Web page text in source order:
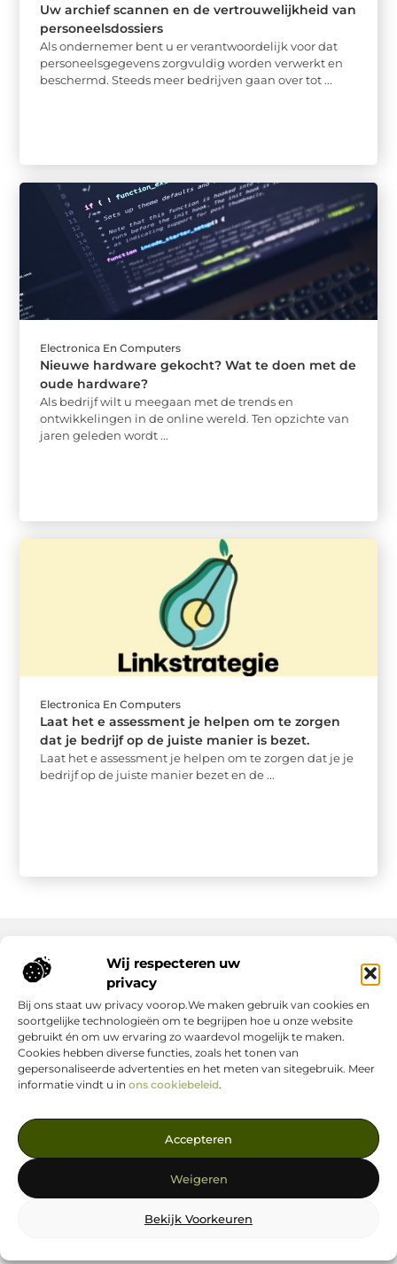
Wij respecteren uw
privacy
Bij ons staat uw privacy voorop.We maken gebruik van cookies en
soortgelijke technologieën om te begrijpen hoe u onze website
gebruikt én om uw ervaring zo waardevol mogelijk te maken.
Cookies hebben diverse functies, zoals het tonen van
gepersonaliseerde advertenties en het meten van sitegebruik. Meer
informatie vindt u in ons cookiebeleid.
Accepteren
Weigeren
Bekijk Voorkeuren
Uw archief scannen en de vertrouwelijkheid van
personeelsdossiers
Als ondernemer bent u er verantwoordelijk voor dat
personeelsgegevens zorgvuldig worden verwerkt en
beschermd. Steeds meer bedrijven gaan over tot ...
Electronica En Computers
Nieuwe hardware gekocht? Wat te doen met de
oude hardware?
Als bedrijf wilt u meegaan met de trends en
ontwikkelingen in de online wereld. Ten opzichte van
jaren geleden wordt ...
Electronica En Computers
Laat het e assessment je helpen om te zorgen
dat je bedrijf op de juiste manier is bezet.
Laat het e assessment je helpen om te zorgen dat je je
bedrijf op de juiste manier bezet en de ...
— Ontdek inspirerende verhalen, nuttige tips en waardevolle
artikelen, allemaal op één centrale plek. Start je leesavontuur
vandaag op linkstrategie.nl!
Onze informatie